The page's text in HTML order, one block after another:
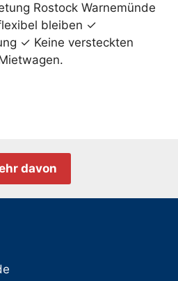
Rostock Warnemünde
bleiben ✓
✓ Keine versteckten
davon